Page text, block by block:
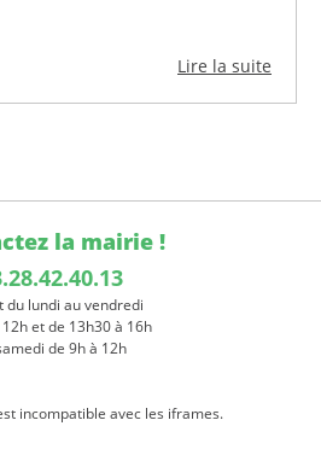
Lire la suite
la mairie !
du lundi au vendredi
et de 13h30 à 16h
de 9h à 12h
incompatible avec les iframes.